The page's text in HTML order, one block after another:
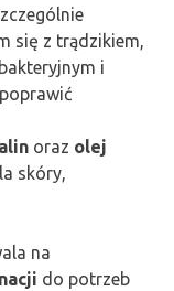
się z trądzikiem,
i
oraz olej
skóry,
na
do potrzeb